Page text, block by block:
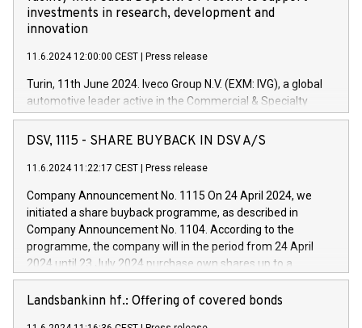
investments in research, development and
innovation
11.6.2024 12:00:00 CEST Press release
Turin, 11th June 2024. Iveco Group N.V. (EXM: IVG), a global
automotive leader active in the Commercial & Specialty
Vehicles, Powertrain and related Financial Services arenas,
has successfully signed a term loan facility of 150 million
new projects in Italy dedicated to research, development and
by CDP, Iveco Group will develop innovative technologies and
architectures in the field of electric propulsion and further
develop solutions for autonomous driving, digitalisation and
vehicle connectivity aimed at increasing efficiency, safety,
driving comfort and productivity. The financed investments,
Iveco Group in Italy by the end of 2025. Iveco Group N.V.
(EXM: IVG) is the home of unique people and brands that
DSV, 1115 - SHARE BUYBACK IN DSV A/S
11.6.2024 11:22:17 CEST Press release
Company Announcement No. 1115 On 24 April 2024, we
initiated a share buyback programme, as described in
Company Announcement No. 1104. According to the
programme, the company will in the period from 24 April
2024 until 23 July 2024 purchase own shares up to a
maximum value of DKK 1,000 million, and no more than
1,700,000 shares, corresponding to 0.79% of the share
Landsbankinn hf.: Offering of covered bonds